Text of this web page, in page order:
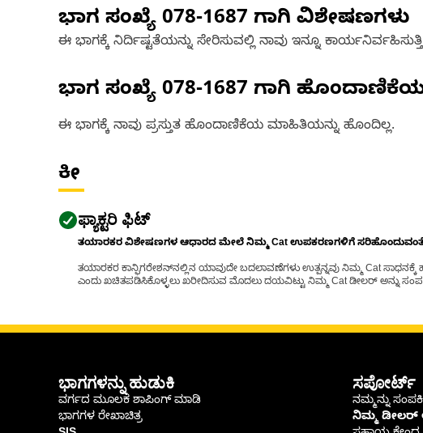
ಭಾಗ ಸಂಖ್ಯೆ 078-1687 ಗಾಗಿ ವಿಶೇಷಣಗಳು
ಈ ಭಾಗಕ್ಕೆ ನಿರ್ದಿಷ್ಟತೆಯನ್ನು ಸೇರಿಸುವಲ್ಲಿ ನಾವು ಇನ್ನೂ
ಭಾಗ ಸಂಖ್ಯೆ 078-1687 ಗಾಗಿ
ಈ ಭಾಗಕ್ಕೆ ನಾವು ಪ್ರಸ್ತುತ ಹೊಂದಾಣಿಕೆಯ ಮಾಹಿತಿಯನ್ನು ಹೊಂದಿಲ್ಲ.
ಕೀ
ಫ್ಯಾಕ್ಟರಿ ಫಿಟ್
ತಯಾರಕರ ವಿಶೇಷಣಗಳ ಆಧಾರದ ಮೇಲೆ ನಿಮ್ಮ Cat ಉಪಕರಣಗಳಿಗೆ ಸರಿಹೊಂದುವಂತೆ
ತಯಾರಕರ ಕಾನ್ಫಿಗರೇಶನ್‌ನಲ್ಲಿನ ಯಾವುದೇ ಬದಲಾವಣೆಗಳು ಉತ್ಪನ್ನವು ನಿಮ್ಮ Cat
ಎಂದು ಖಚಿತಪಡಿಸಿಕೊಳ್ಳಲು ಖರೀದಿಸುವ ಮೊದಲು ದಯವಿಟ್ಟು ನಿಮ್ಮ Cat ಡೀಲರ್ ಅನ್ನು
ಭಾಗಗಳನ್ನು ಹುಡುಕಿ
ವರ್ಗದ ಮೂಲಕ ಶಾಪಿಂಗ್ ಮಾಡಿ
ಭಾಗಗಳ ರೇಖಾಚಿತ್ರ
ಸಪೋರ್ಟ್
ನಮ್ಮನ್ನು
ನಿಮ್ಮ ಡೀಲರ್